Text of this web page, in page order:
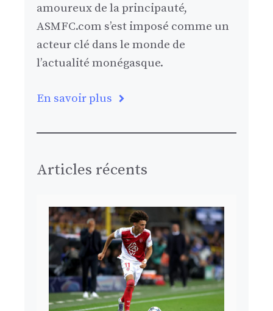
amoureux de la principauté,
ASMFC.com s’est imposé comme un
acteur clé dans le monde de
l’actualité monégasque.
En savoir plus
Articles récents